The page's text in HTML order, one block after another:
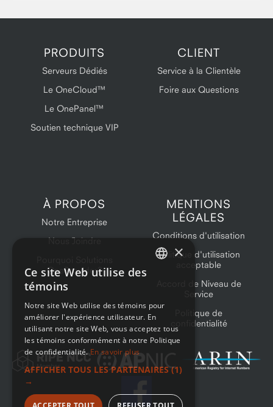
PRODUITS
Serveurs Dédiés
Le OneCloud™
Le OnePanel™
Soutien technique VIP
CLIENT
Service à la Clientèle
Foire aux Questions
À PROPOS
Notre Entreprise
Nous Joindre
OneProvider?
MENTIONS
LÉGALES
Conditions d'utilisation
Politique d'utilisation
acceptable
Accord de Niveau de
Service
Politique de
confidentialité
×
Ce site Web utilise des
témoins
Notre site Web utilise des témoins pour
améliorer l'expérience utilisateur. En
utilisant notre site Web, vous acceptez tous
les témoins conformément à notre Politique
de confidentialité. En savoir plus
AFFICHER TOUS LES PARTENAIRES (1)
→